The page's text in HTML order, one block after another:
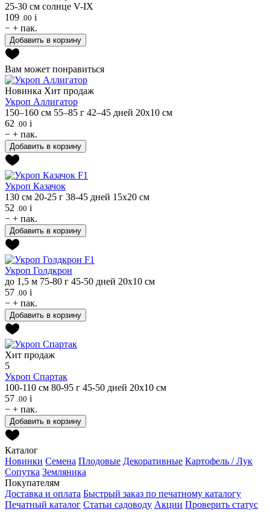
25-30 см солнце V-IX
109 .00 i
− + пак.
Добавить в корзину
Вам может понравиться
Новинка Хит продаж
Укроп Аллигатор
150–160 см 55–85 г 42–45 дней 20х10 см
62 .00 i
− + пак.
Добавить в корзину
Укроп Казачок
130 см 20-25 г 38-45 дней 15х20 см
52 .00 i
− + пак.
Добавить в корзину
Укроп Голдкрон
до 1,5 м 75-80 г 45-50 дней 20х10 см
57 .00 i
− + пак.
Добавить в корзину
Хит продаж
5
Укроп Спартак
100-110 см 80-95 г 45-50 дней 20х10 см
57 .00 i
− + пак.
Добавить в корзину
Каталог
Новинки Семена Плодовые Декоративные Картофель / Лук
Сопутка Земляника
Покупателям
Доставка и оплата Быстрый заказ по печатному каталогу
Печатный каталог Статьи садоводу Акции Проверить статус